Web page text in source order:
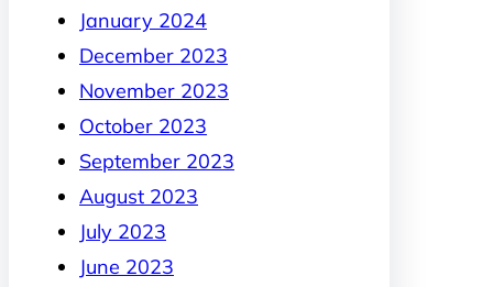
January 2024
December 2023
November 2023
October 2023
September 2023
August 2023
July 2023
June 2023